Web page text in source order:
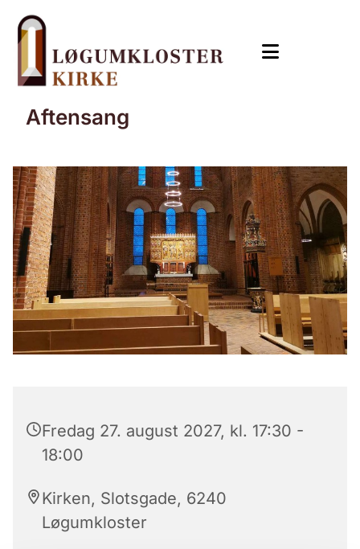
Aftensang
Fredag 27. august 2027, kl. 17:30 -
18:00
Kirken, Slotsgade, 6240
Løgumkloster